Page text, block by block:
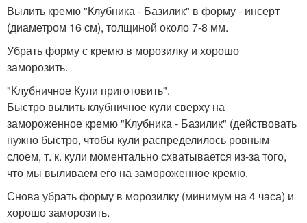
Вылить кремю "Клубника - Базилик" в форму - инсерт
(диаметром 16 см), толщиной около 7-8 мм.
Убрать форму с кремю в морозилку и хорошо
заморозить.
"Клубничное Кули приготовить".
Быстро вылить клубничное кули сверху на
замороженное кремю "Клубника - Базилик" (действовать
нужно быстро, чтобы кули распределилось ровным
слоем, т. к. кули моментально схватывается из-за того,
что мы выливаем его на замороженное кремю.
Снова убрать форму в морозилку (минимум на 4 часа) и
хорошо заморозить.